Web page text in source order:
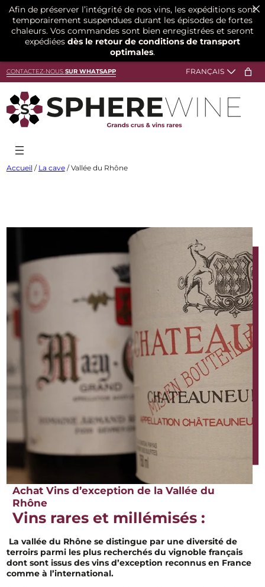
au
CONTACTEZ-NOUS SUR WHATSAPP
Accueil / La cave/ Vallée du Rhône
Achat Vins d’exception de la Vallée du
Rhône
Vins rares et millémisés :
La vallée du Rhône se distingue par une diversité de
terroirs parmi les plus recherchés du vignoble français
dont sont issus des vins d’exception reconnus en France
comme à l’international.
Afin de préserver l’intégrité de nos vins, les expéditions sont
temporairement suspendues durant les épisodes de fortes
chaleurs. Vos commandes sont bien enregistrées et seront
expédiées dès le retour de conditions de transport
optimales.